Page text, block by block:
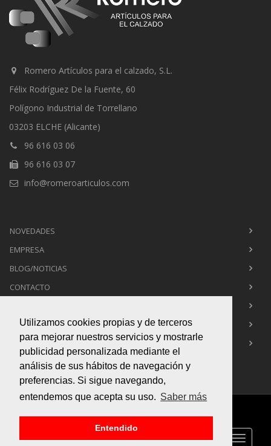
Utilizamos cookies propias y de terceros
para mejorar nuestros servicios y mostrarle
publicidad personalizada mediante el
análisis de sus hábitos de navegación y
preferencias. Si sigue navegando,
entendemos que acepta su uso. Saber más
Entendido
Romero Artículos para el calzado, S.L.
Félix Rodríguez De la Fuente, 60
Polígono Industrial de Torrellano
03203 ELCHE (Alicante)
96 616 03 06
96 616 03 07
info@romeroarticulos.com
NOVEDADES
EMPRESA
BLOG/NOTICIAS
CONTACTO
POLÍTICA DE COOKIES
AVISO LEGAL
Copyright © 2015Box Infografía 3d. All Rights Reserved
Toggle